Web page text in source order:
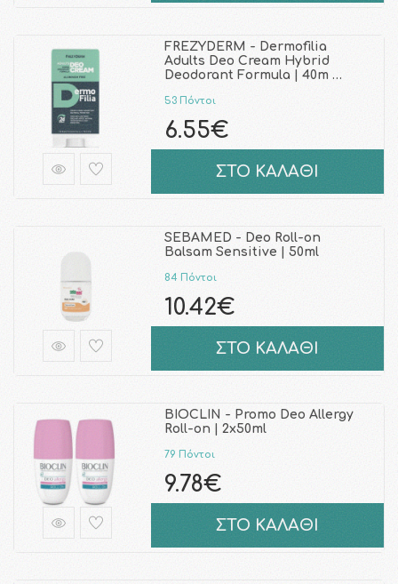
FREZYDERM - Dermofilia
Adults Deo Cream Hybrid
Deodorant Formula | 40m …
53 Πόντοι
6.55€
ΣΤΟ ΚΑΛΑΘΙ
SEBAMED - Deo Roll-on
Balsam Sensitive | 50ml
84 Πόντοι
10.42€
ΣΤΟ ΚΑΛΑΘΙ
BIOCLIN - Promo Deo Allergy
Roll-on | 2x50ml
79 Πόντοι
9.78€
ΣΤΟ ΚΑΛΑΘΙ